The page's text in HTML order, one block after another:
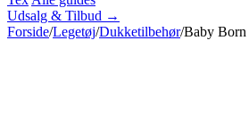
Udsalg & Tilbud →
Forside/Legetøj/Dukketilbehør/Baby Born